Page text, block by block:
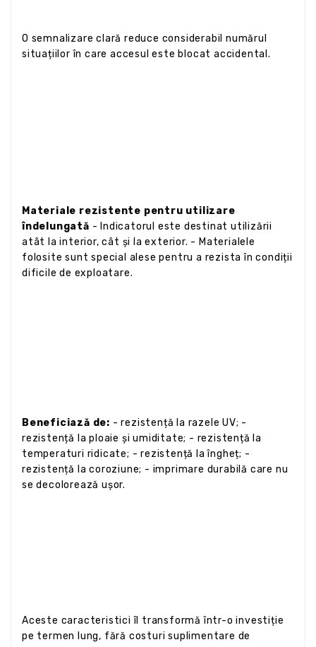
O semnalizare clară reduce considerabil numărul
situațiilor în care accesul este blocat accidental.
Materiale rezistente pentru utilizare
îndelungată - Indicatorul este destinat utilizării
atât la interior, cât și la exterior. - Materialele
folosite sunt special alese pentru a rezista în condiții
dificile de exploatare.
Beneficiază de: - rezistență la razele UV; -
rezistență la ploaie și umiditate; - rezistență la
temperaturi ridicate; - rezistență la îngheț; -
rezistență la coroziune; - imprimare durabilă care nu
se decolorează ușor.
Aceste caracteristici îl transformă într-o investiție
pe termen lung, fără costuri suplimentare de